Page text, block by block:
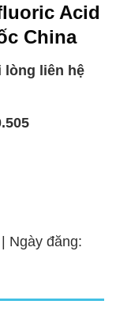
Acid
China
lòng liên hệ
Ngày đăng: